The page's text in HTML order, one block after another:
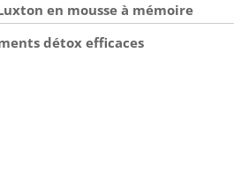
en mousse à mémoire
détox efficaces